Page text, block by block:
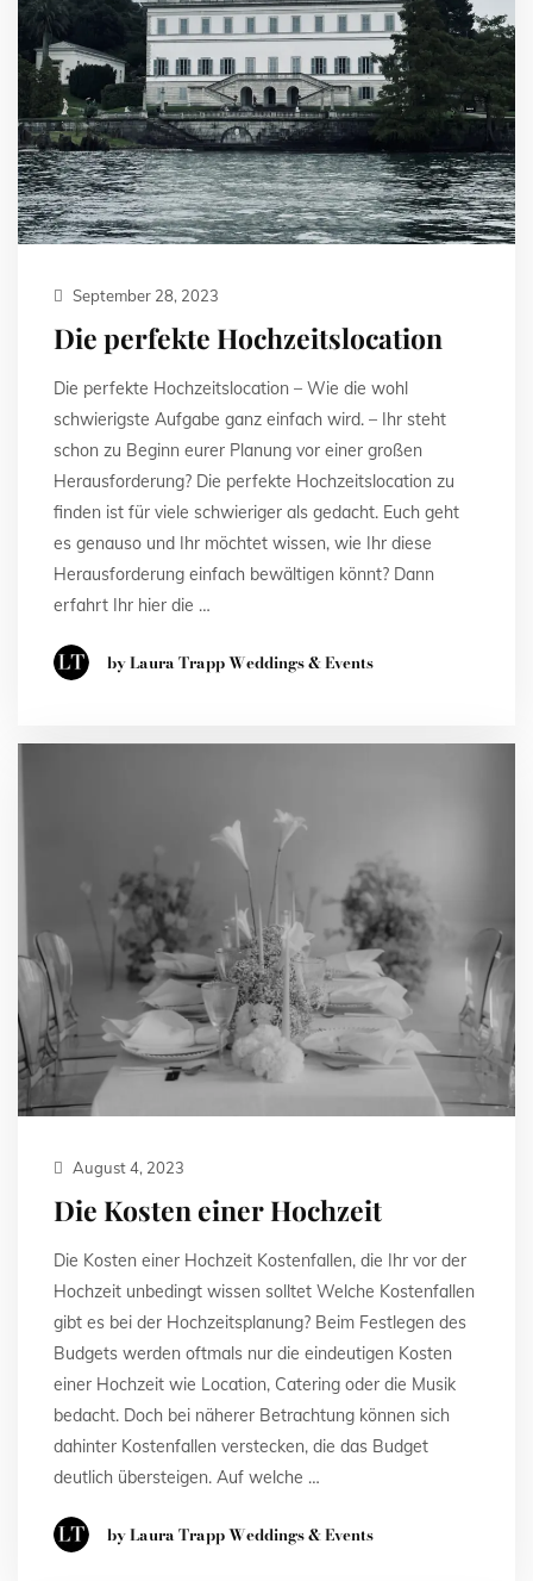
September 28, 2023
Die perfekte Hochzeitslocation
Die perfekte Hochzeitslocation – Wie die wohl
schwierigste Aufgabe ganz einfach wird. – Ihr steht
schon zu Beginn eurer Planung vor einer großen
Herausforderung? Die perfekte Hochzeitslocation zu
finden ist für viele schwieriger als gedacht. Euch geht
es genauso und Ihr möchtet wissen, wie Ihr diese
Herausforderung einfach bewältigen könnt? Dann
erfahrt Ihr hier die …
by Laura Trapp Weddings & Events
August 4, 2023
Die Kosten einer Hochzeit
Die Kosten einer Hochzeit Kostenfallen, die Ihr vor der
Hochzeit unbedingt wissen solltet Welche Kostenfallen
gibt es bei der Hochzeitsplanung? Beim Festlegen des
Budgets werden oftmals nur die eindeutigen Kosten
einer Hochzeit wie Location, Catering oder die Musik
bedacht. Doch bei näherer Betrachtung können sich
dahinter Kostenfallen verstecken, die das Budget
deutlich übersteigen. Auf welche …
by Laura Trapp Weddings & Events